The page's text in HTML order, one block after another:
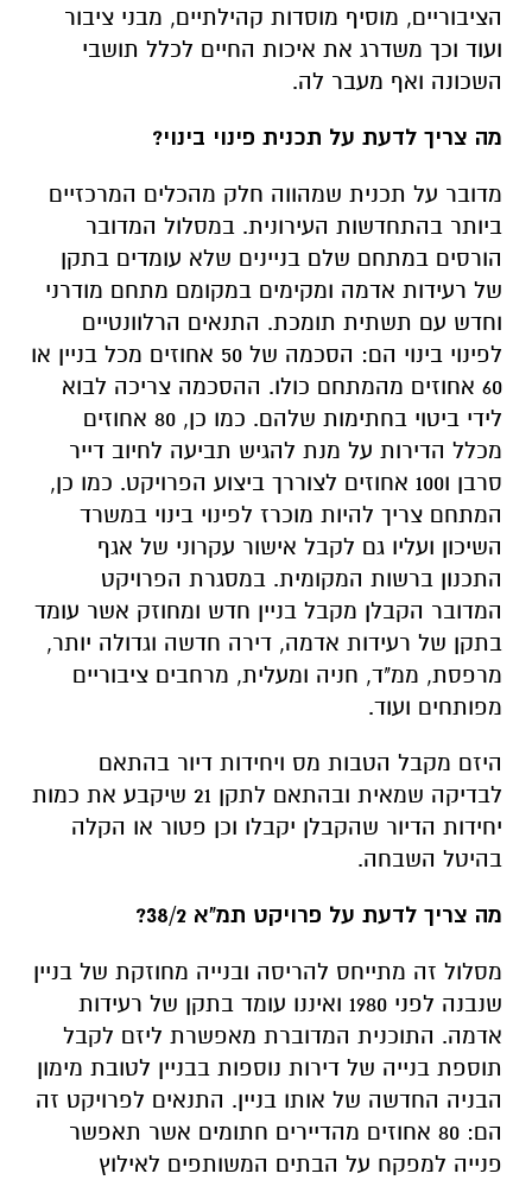
הציבוריים, מוסיף מוסדות קהילתיים, מבני ציבור
ועוד וכך משדרג את איכות החיים לכלל תושבי
השכונה ואף מעבר לה.
מה צריך לדעת על תכנית פינוי בינוי?
מדובר על תכנית שמהווה חלק מהכלים המרכזיים
ביותר בהתחדשות העירונית. במסלול המדובר
הורסים במתחם שלם בניינים שלא עומדים בתקן
של רעידות אדמה ומקימים במקומם מתחם מודרני
וחדש עם תשתית תומכת. התנאים הרלוונטיים
לפינוי בינוי הם: הסכמה של 50 אחוזים מכל בניין או
60 אחוזים מהמתחם כולו. ההסכמה צריכה לבוא
לידי ביטוי בחתימות שלהם. כמו כן, 80 אחוזים
מכלל הדירות על מנת להגיש תביעה לחיוב דייר
סרבן ו100 אחוזים לצוררך ביצוע הפרויקט. כמו כן,
המתחם צריך להיות מוכרז לפינוי בינוי במשרד
השיכון ועליו גם לקבל אישור עקרוני של אגף
התכנון ברשות המקומית. במסגרת הפרויקט
המדובר הקבלן מקבל בניין חדש ומחוזק אשר עומד
בתקן של רעידות אדמה, דירה חדשה וגדולה יותר,
מרפסת, ממ"ד, חניה ומעלית, מרחבים ציבוריים
מפותחים ועוד.
היזם מקבל הטבות מס ויחידות דיור בהתאם
לבדיקה שמאית ובהתאם לתקן 21 שיקבע את כמות
יחידות הדיור שהקבלן יקבלו וכן פטור או הקלה
בהיטל השבחה.
מה צריך לדעת על פרויקט תמ"א 38/2 ?
מסלול זה מתייחס להריסה ובנייה מחוזקת של בניין
שנבנה לפני 1980 ואיננו עומד בתקן של רעידות
אדמה. התוכנית המדוברת מאפשרת ליזם לקבל
תוספת בנייה של דירות נוספות בבניין לטובת מימון
הבניה החדשה של אותו בניין. התנאים לפרויקט זה
הם: 80 אחוזים מהדיירים חתומים אשר תאפשר
פנייה למפקח על הבתים המשותפים לאילוץ